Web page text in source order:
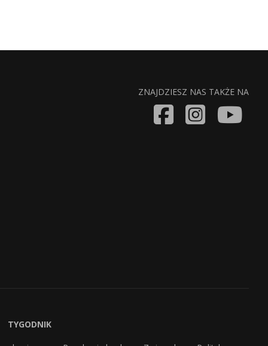
ZNAJDZIESZ NAS TAKŻE NA
TYGODNIK